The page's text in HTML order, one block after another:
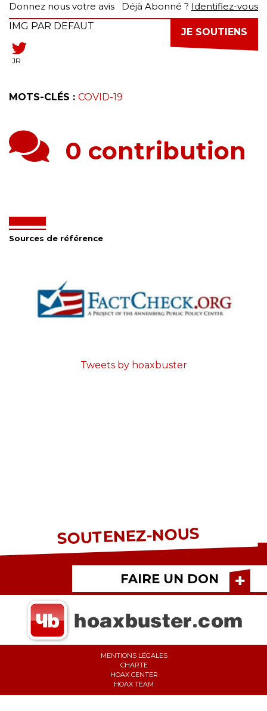
Donnez nous votre avis Déjà Abonné ? Identifiez-vous
JE SOUTIENS
IMG PAR DEFAUT
JR
MOTS-CLÉS : COVID-19
0 contribution
Sources de référence
Tweets by hoaxbuster
SOUTENEZ-NOUS
FAIRE UN DON
MENTIONS LÉGALES
CHARTE
HOAX CENTER
HOAX TEAM